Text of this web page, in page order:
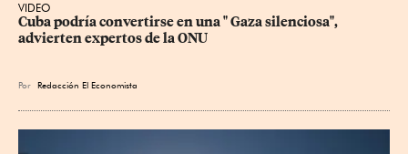
VIDEO
Cuba podría convertirse en una " Gaza silenciosa",
advierten expertos de la ONU
Por Redacción El Economista